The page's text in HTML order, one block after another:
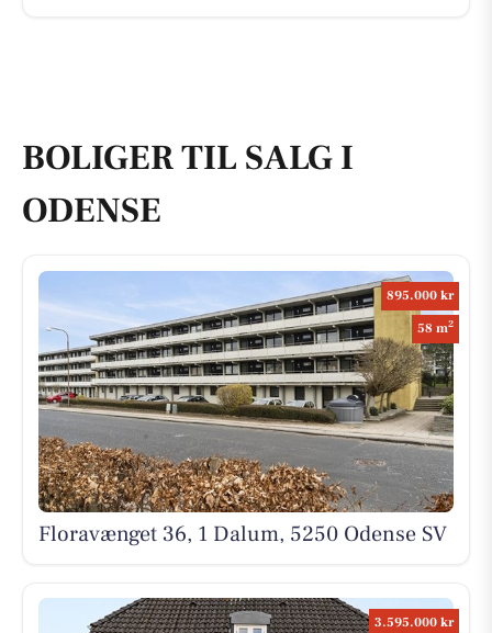
BOLIGER TIL SALG I
ODENSE
895.000 kr
58 m2
Floravænget 36, 1 Dalum, 5250 Odense SV
3.595.000 kr